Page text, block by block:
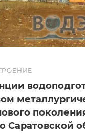
Саратовской